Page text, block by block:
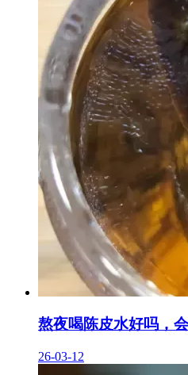
熬夜喝陈皮水好吗，
26-03-12